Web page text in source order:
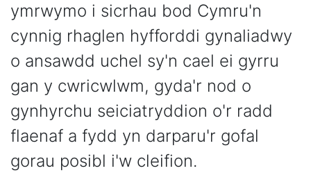
ymrwymo i sicrhau bod Cymru'n
cynnig rhaglen hyfforddi gynaliadwy
o ansawdd uchel sy'n cael ei gyrru
gan y cwricwlwm, gyda'r nod o
gynhyrchu seiciatryddion o'r radd
flaenaf a fydd yn darparu'r gofal
gorau posibl i'w cleifion.